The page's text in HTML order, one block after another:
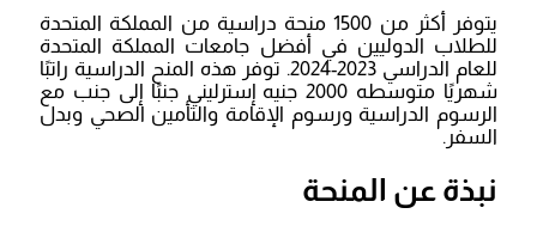
يتوفر أكثر من 1500 منحة دراسية من المملكة المتحدة
للطلاب الدوليين في أفضل جامعات المملكة المتحدة
للعام الدراسي 2023-2024. توفر هذه المنح الدراسية راتبًا
شهريًا متوسطه 2000 جنيه إسترليني جنبًا إلى جنب مع
الرسوم الدراسية ورسوم الإقامة والتأمين الصحي وبدل
السفر.
نبذة عن المنحة